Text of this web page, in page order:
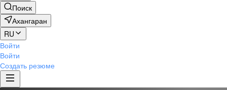
Поиск
Ахангаран
RU
Войти
Войти
Создать резюме